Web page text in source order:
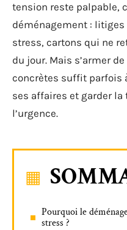
tension reste palpable,
déménagement :
stress, cartons qui ne
du jour. Mais s’armer
concrètes suffit parfois
ses affaires et garder
l’urgence.
Pourquoi le
stress ?